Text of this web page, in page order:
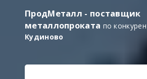
ПродМеталл - поставщик
металлопроката по
Кудиново